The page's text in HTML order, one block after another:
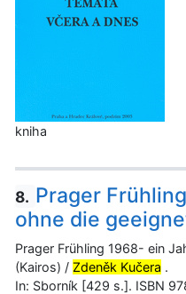
kniha
8. Prager
ohne die
Prager Frühling 1968- ein
(Kairos) / Zdeněk Kučera .
In: Sborník [429 s.]. ISBN